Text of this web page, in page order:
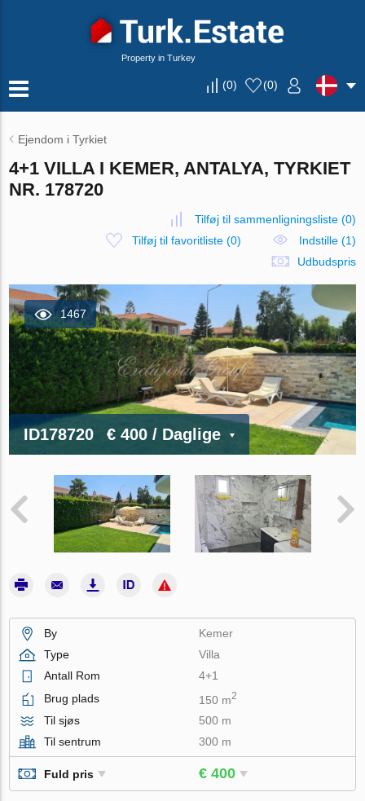
Property in Turkey
(0) (0)
Ejendom i Tyrkiet
4+1 VILLA I KEMER, ANTALYA, TYRKIET
NR. 178720
Tilføj til sammenligningsliste(0)
Tilføj til favoritliste (0)
Indstille (1)
Udbudspris
1467
ID178720 € 400/ Daglige
By
Kemer
Type
Villa
Antall Rom
4+1
Brug plads
150 m2
Til sjøs
500 m
Til sentrum
300 m
Fuld pris € 400